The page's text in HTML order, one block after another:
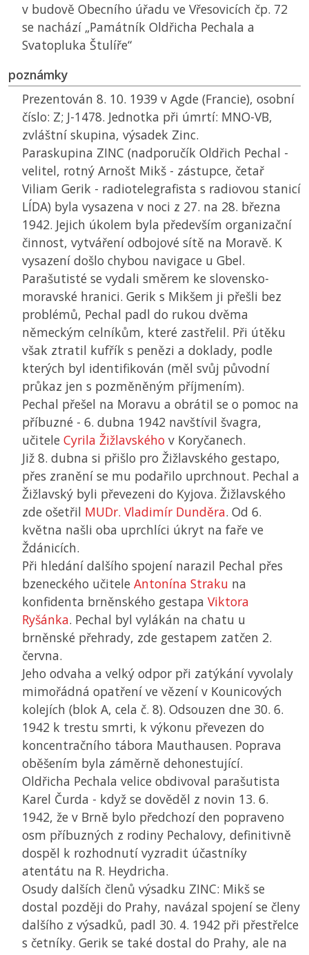
v budově Obecního úřadu ve Vřesovicích čp. 72
se nachází „Památník Oldřicha Pechala a
Svatopluka Štulíře“
poznámky
Prezentován 8. 10. 1939 v Agde (Francie), osobní
číslo: Z; J-1478. Jednotka při úmrtí: MNO-VB,
zvláštní skupina, výsadek Zinc.
Paraskupina ZINC (nadporučík Oldřich Pechal -
velitel, rotný Arnošt Mikš - zástupce, četař
Viliam Gerik - radiotelegrafista s radiovou stanicí
LÍDA) byla vysazena v noci z 27. na 28. března
1942. Jejich úkolem byla především organizační
činnost, vytváření odbojové sítě na Moravě. K
vysazení došlo chybou navigace u Gbel.
Parašutisté se vydali směrem ke slovensko-
moravské hranici. Gerik s Mikšem ji přešli bez
problémů, Pechal padl do rukou dvěma
německým celníkům, které zastřelil. Při útěku
však ztratil kufřík s penězi a doklady, podle
kterých byl identifikován (měl svůj původní
průkaz jen s pozměněným příjmením).
Pechal přešel na Moravu a obrátil se o pomoc na
příbuzné - 6. dubna 1942 navštívil švagra,
učitele Cyrila Žižlavského v Koryčanech.
Již 8. dubna si přišlo pro Žižlavského gestapo,
přes zranění se mu podařilo uprchnout. Pechal a
Žižlavský byli převezeni do Kyjova. Žižlavského
zde ošetřil MUDr. Vladimír Dunděra. Od 6.
května našli oba uprchlíci úkryt na faře ve
Ždánicích.
Při hledání dalšího spojení narazil Pechal přes
bzeneckého učitele Antonína Straku na
konfidenta brněnského gestapa Viktora
Ryšánka. Pechal byl vylákán na chatu u
brněnské přehrady, zde gestapem zatčen 2.
června.
Jeho odvaha a velký odpor při zatýkání vyvolaly
mimořádná opatření ve vězení v Kounicových
kolejích (blok A, cela č. 8). Odsouzen dne 30. 6.
1942 k trestu smrti, k výkonu převezen do
koncentračního tábora Mauthausen. Poprava
oběšením byla záměrně dehonestující.
Oldřicha Pechala velice obdivoval parašutista
Karel Čurda - když se dověděl z novin 13. 6.
1942, že v Brně bylo předchozí den popraveno
osm příbuzných z rodiny Pechalovy, definitivně
dospěl k rozhodnutí vyzradit účastníky
atentátu na R. Heydricha.
Osudy dalších členů výsadku ZINC: Mikš se
dostal později do Prahy, navázal spojení se členy
dalšího z výsadků, padl 30. 4. 1942 při přestřelce
s četníky. Gerik se také dostal do Prahy, ale na